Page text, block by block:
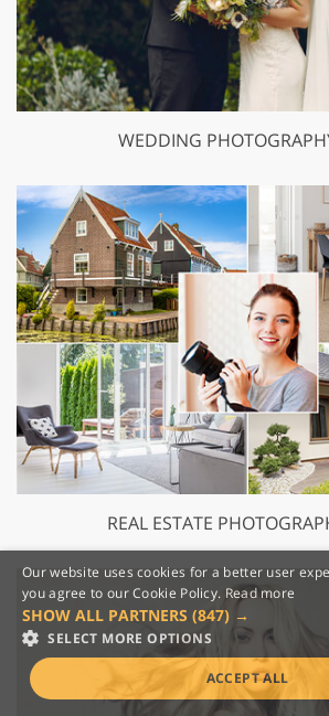
WEDDING
REAL ESTATE
Our website uses cookies for a better user
you agree to our Cookie Policy. Read more
SHOW ALL PARTNERS (847) →
SELECT MORE OPTIONS
ACCEPT ALL